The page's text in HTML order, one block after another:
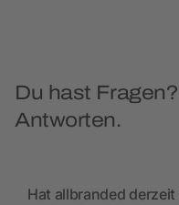
Du hast
Antworten.
Hat allbranded